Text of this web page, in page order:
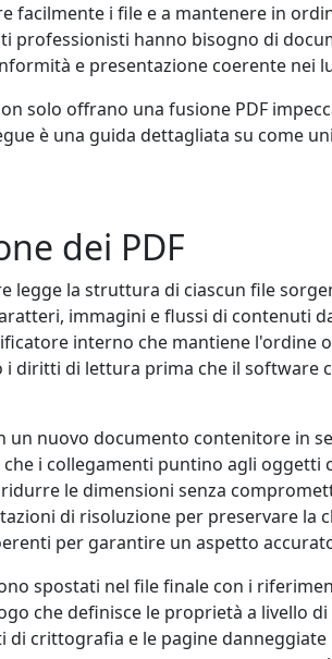
facilmente i file e a mantenere in
professionisti hanno bisogno di
e presentazione coerente nei
solo offrano una fusione PDF
è una guida dettagliata su come
dei PDF
legge la struttura di ciascun file
immagini e flussi di contenuti
interno che mantiene l'ordine
i diritti di lettura prima che il software
nuovo documento contenitore in
i collegamenti puntino agli oggetti
le dimensioni senza
di risoluzione per preservare la
per garantire un aspetto
spostati nel file finale con i
che definisce le proprietà a livello
crittografia e le pagine